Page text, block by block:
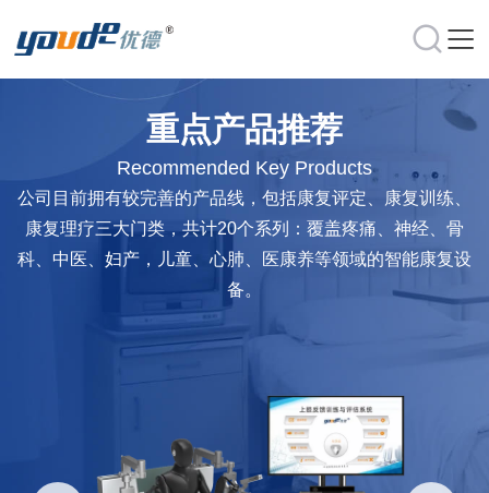
重点产品推荐
Recommended Key Products
公司目前拥有较完善的产品线，包括康复评定、康复训练、
康复理疗三大门类，共计20个系列：覆盖疼痛、神经、骨
科、中医、妇产，儿童、心肺、医康养等领域的智能康复设
备。